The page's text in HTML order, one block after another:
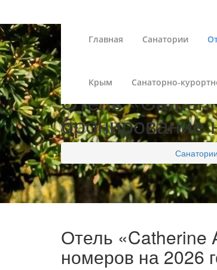
Главная Санатории
Крым Санаторно-
Отель
бронирование
Отель «Catherine
номеров на 2026